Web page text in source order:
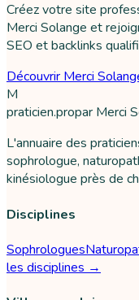
Créez votre site
Merci Solange et
SEO et backlinks
Découvrir Merci
M
praticien.propar Merci
L'annuaire des
sophrologue,
kinésiologue près de
Disciplines
Sophrologues
les disciplines →